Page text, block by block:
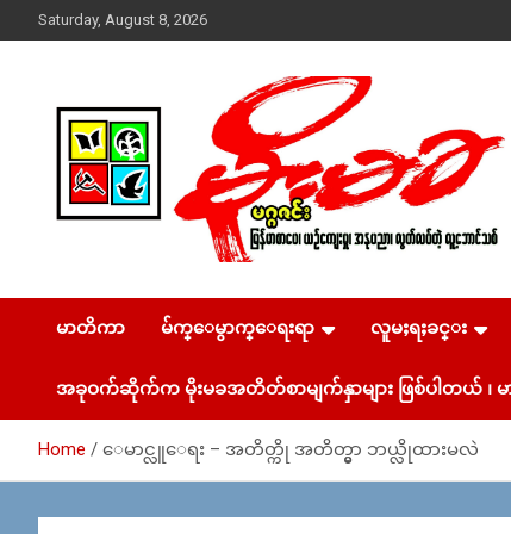
to
Saturday, August 8, 2026
MoeMaKa Burmese
News & Media
ယ္ေရး – အမွတ္ ၂၅၄၊ ပထပ္၊ လမ္း ၄၀၊ ေက်ာက္တံတား၊ ရန္ကု
(ဖုုံး – ၀၉ ၂၅၂ ၂၄၉ ၀၉၄ ၊ ၀၉ ၄၂၁ ၇၄၃ ၇၅၃ ၊ ၀၉ ၅၀၄ ၁၀
ျဖန္႔ခ်ိေရး – ဆိပ္ကမ္းသာစာေပ – အမွတ္ ၁၃ / ၃၈ လမ္း။ ပ
လာဇာေစ်းသစ္ ။ ၀၉ ၇၈၆၈၃၇ ၃၀၅ / ၀၉ ၉၆၃၆၉၉၈၃၄
မာတိကာ မ်က္ေမွာက္ေရးရာ လူမႈရႈခင္း
အခုဝက်ဆိုက်က မိုးမခအတိတ်စာမျက်နှာများ ဖြစ်ပါတယ် ၊ မ
Home ေမာင္လူေရး – အတိတ္ကို အတိတ္မွာ ဘယ္လိုထားမလဲ